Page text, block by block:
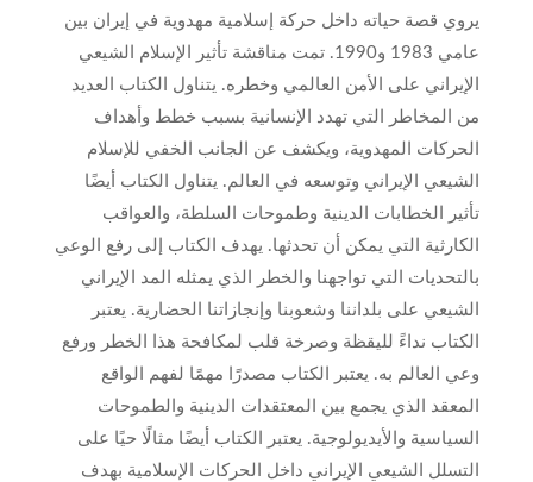
يروي قصة حياته داخل حركة إسلامية مهدوية في إيران بين
عامي 1983 و1990. تمت مناقشة تأثير الإسلام الشيعي
الإيراني على الأمن العالمي وخطره. يتناول الكتاب العديد
من المخاطر التي تهدد الإنسانية بسبب خطط وأهداف
الحركات المهدوية، ويكشف عن الجانب الخفي للإسلام
الشيعي الإيراني وتوسعه في العالم. يتناول الكتاب أيضًا
تأثير الخطابات الدينية وطموحات السلطة، والعواقب
الكارثية التي يمكن أن تحدثها. يهدف الكتاب إلى رفع الوعي
بالتحديات التي تواجهنا والخطر الذي يمثله المد الإيراني
الشيعي على بلداننا وشعوبنا وإنجازاتنا الحضارية. يعتبر
الكتاب نداءً لليقظة وصرخة قلب لمكافحة هذا الخطر ورفع
وعي العالم به. يعتبر الكتاب مصدرًا مهمًا لفهم الواقع
المعقد الذي يجمع بين المعتقدات الدينية والطموحات
السياسية والأيديولوجية. يعتبر الكتاب أيضًا مثالًا حيًا على
التسلل الشيعي الإيراني داخل الحركات الإسلامية بهدف